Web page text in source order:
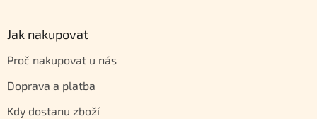
Jak nakupovat
Proč nakupovat u nás
Doprava a platba
Kdy dostanu zboží